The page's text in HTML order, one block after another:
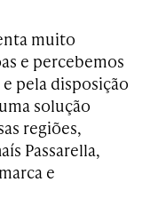
muito
e percebemos
pela disposição
solução
regiões,
Passarella,
e